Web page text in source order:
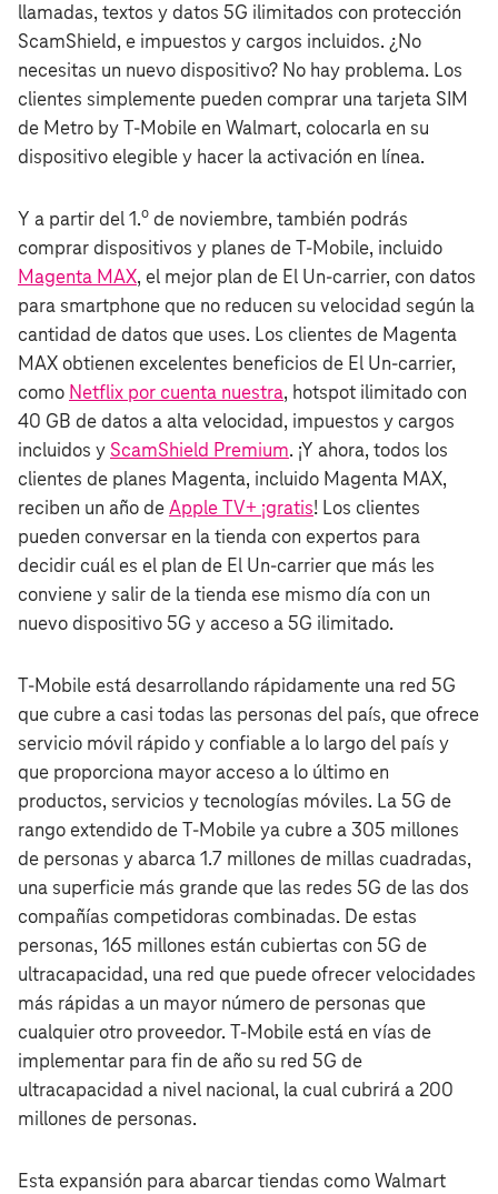
llamadas, textos y datos 5G ilimitados con protección
ScamShield, e impuestos y cargos incluidos. ¿No
necesitas un nuevo dispositivo? No hay problema. Los
clientes simplemente pueden comprar una tarjeta SIM
de Metro by T‑Mobile en Walmart, colocarla en su
dispositivo elegible y hacer la activación en línea.
Y a partir del 1.o de noviembre, también podrás
comprar dispositivos y planes de T‑Mobile, incluido
Magenta MAX, el mejor plan de El Un‑carrier, con datos
para smartphone que no reducen su velocidad según la
cantidad de datos que uses. Los clientes de Magenta
MAX obtienen excelentes beneficios de El Un‑carrier,
como Netflix por cuenta nuestra, hotspot ilimitado con
40 GB de datos a alta velocidad, impuestos y cargos
incluidos y ScamShield Premium. ¡Y ahora, todos los
clientes de planes Magenta, incluido Magenta MAX,
reciben un año de Apple TV+ ¡gratis! Los clientes
pueden conversar en la tienda con expertos para
decidir cuál es el plan de El Un‑carrier que más les
conviene y salir de la tienda ese mismo día con un
nuevo dispositivo 5G y acceso a 5G ilimitado.
T‑Mobile está desarrollando rápidamente una red 5G
que cubre a casi todas las personas del país, que ofrece
servicio móvil rápido y confiable a lo largo del país y
que proporciona mayor acceso a lo último en
productos, servicios y tecnologías móviles. La 5G de
rango extendido de T‑Mobile ya cubre a 305 millones
de personas y abarca 1.7 millones de millas cuadradas,
una superficie más grande que las redes 5G de las dos
compañías competidoras combinadas. De estas
personas, 165 millones están cubiertas con 5G de
ultracapacidad, una red que puede ofrecer velocidades
más rápidas a un mayor número de personas que
cualquier otro proveedor. T‑Mobile está en vías de
implementar para fin de año su red 5G de
ultracapacidad a nivel nacional, la cual cubrirá a 200
millones de personas.
Esta expansión para abarcar tiendas como Walmart